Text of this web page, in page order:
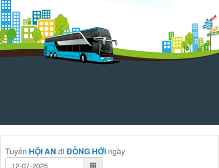
Tuyến HỘI AN đi ĐỒNG HỚI ngày